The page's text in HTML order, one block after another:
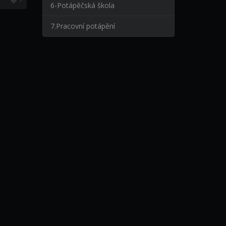
6-Potápěčská škola
7.Pracovní potápění